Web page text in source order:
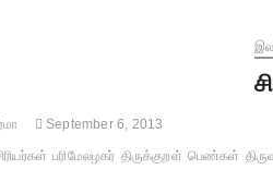
September 6, 2013
பரிமேலழகர் திருக்குறள் பெண்கள்